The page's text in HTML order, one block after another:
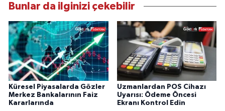
Bunlar da ilginizi çekebilir
Küresel Piyasalarda Gözler
Merkez Bankalarının Faiz
Kararlarında
Uzmanlardan POS Cihazı
Uyarısı: Ödeme Öncesi
Ekranı Kontrol Edin